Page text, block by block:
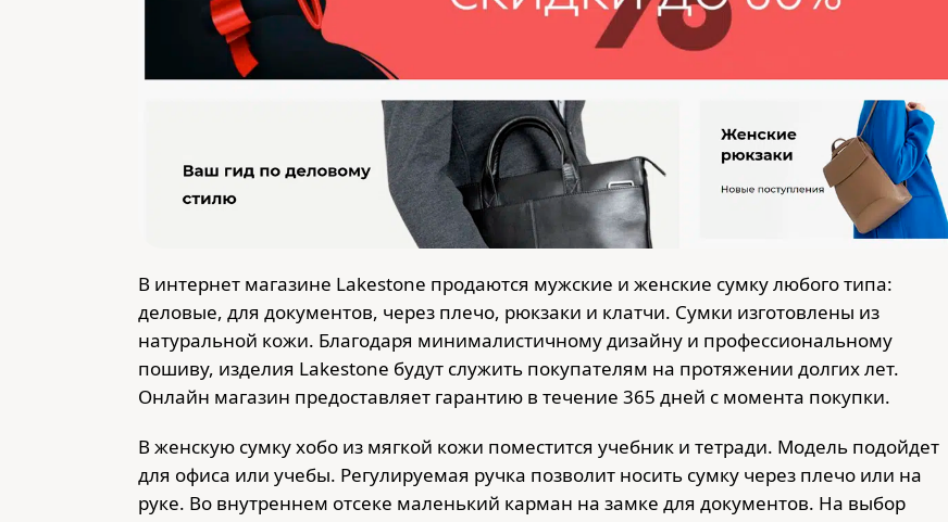
В интернет магазине Lakestone продаются мужские и женские сумку любого типа:
деловые, для документов, через плечо, рюкзаки и клатчи. Сумки изготовлены из
натуральной кожи. Благодаря минималистичному дизайну и профессиональному
пошиву, изделия Lakestone будут служить покупателям на протяжении долгих лет.
Онлайн магазин предоставляет гарантию в течение 365 дней с момента покупки.
В женскую сумку хобо из мягкой кожи поместится учебник и тетради. Модель подойдет
для офиса или учебы. Регулируемая ручка позволит носить сумку через плечо или на
руке. Во внутреннем отсеке маленький карман на замке для документов. На выбор